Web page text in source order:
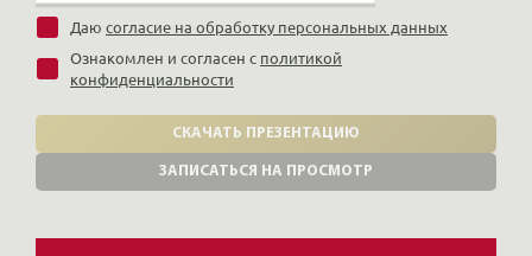
Даю согласие на обработку персональных данных
Ознакомлен и согласен с политикой
конфиденциальности
СКАЧАТЬ ПРЕЗЕНТАЦИЮ
ЗАПИСАТЬСЯ НА ПРОСМОТР